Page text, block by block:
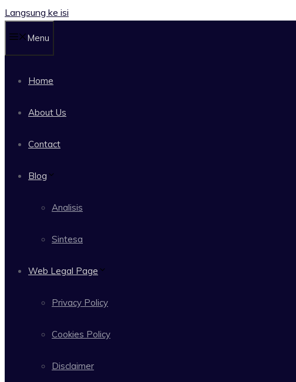
Langsung ke isi
Menu
Home
About Us
Contact
Blog
Analisis
Sintesa
Web Legal Page
Privacy Policy
Cookies Policy
Disclaimer